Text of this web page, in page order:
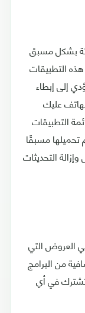
بشكل مسبق
التطبيقات
إلى إبطاء
عليك
التطبيقات
تحميلها مسبقًا
التحديثات
العروض التي
من البرامج
تشترك في أي